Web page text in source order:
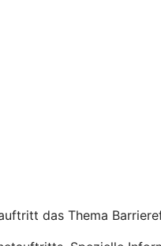
das Thema